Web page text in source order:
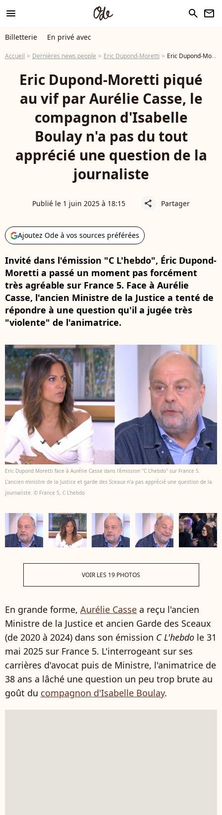
menu search newsletter
Billetterie En privé avec
Accueil Dernières news people Eric Dupond-Moretti Eric Dupond-Moretti piqué au vif par Aurélie Casse, le compagnon d'Isabelle Boulay n'a pas du tout apprécié une question de la journaliste
Eric Dupond-Moretti piqué
au vif par Aurélie Casse, le
compagnon d'Isabelle
Boulay n'a pas du tout
apprécié une question de la
journaliste
Publié le 1 juin 2025 à 18:15 share Partager
Ajoutez Ode à vos sources préférées
Invité dans l'émission "C L'hebdo", Éric Dupond-
Moretti a passé un moment pas forcément
très agréable sur France 5. Face à Aurélie
Casse, l'ancien Ministre de la Justice a tenté de
répondre à une question qu'il a jugée très
"violente" de l'animatrice.
Eric Dupond Moretti face à Aurélie Casse dans l'émission "C L'hebdo" sur France 5.
L'ancien ministre de la Justice et garde des Sceaux n'a pas apprécié une question de la
journaliste. © France 5, C L'hebdo
VOIR LES 19 PHOTOS
En grande forme, Aurélie Casse a reçu l'ancien
Ministre de la Justice et ancien Garde des Sceaux
(de 2020 à 2024) dans son émission C L'hebdo le 31
mai 2025 sur France 5. L'interrogeant sur ses
carrières d'avocat puis de Ministre, l'animatrice de
38 ans a lâché une question un peu trop brute au
goût du compagnon d'Isabelle Boulay.